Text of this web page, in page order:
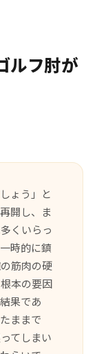
ルフ肘が
ょう」と
開し、ま
くいらっ
時的に鎮
筋肉の硬
本の要因
果であ
ままで
てしまい